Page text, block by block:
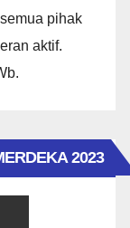
pihak
aktif.
2023